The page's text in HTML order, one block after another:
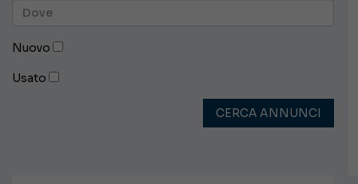
Nuovo
Usato
CERCA ANNUNCI